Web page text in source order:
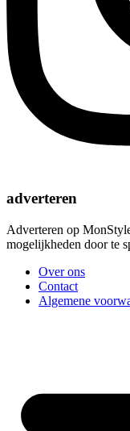
adverteren
Adverteren op
mogelijkheden door te
Over ons
Contact
Algemene